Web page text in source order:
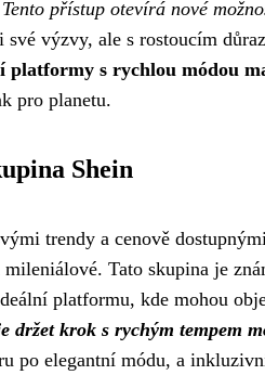
Tento přístup otevírá nové
své výzvy, ale s rostoucím
platformy s rychlou módou
pro planetu.
Shein
trendy a cenově
mileniálové. Tato skupina je
platformu, kde mohou
držet krok s rychým tempem
po elegantní módu, a